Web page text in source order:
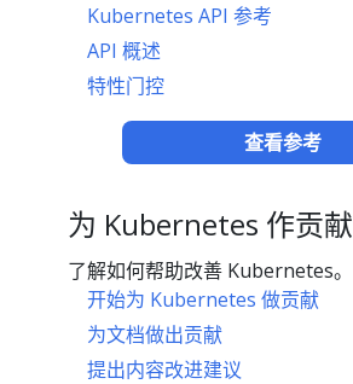
Kubernetes API 参考
API 概述
特性门控
查看参考
为 Kubernetes 作贡献
了解如何帮助改善 Kubernetes。
开始为 Kubernetes 做贡献
为文档做出贡献
提出内容改进建议